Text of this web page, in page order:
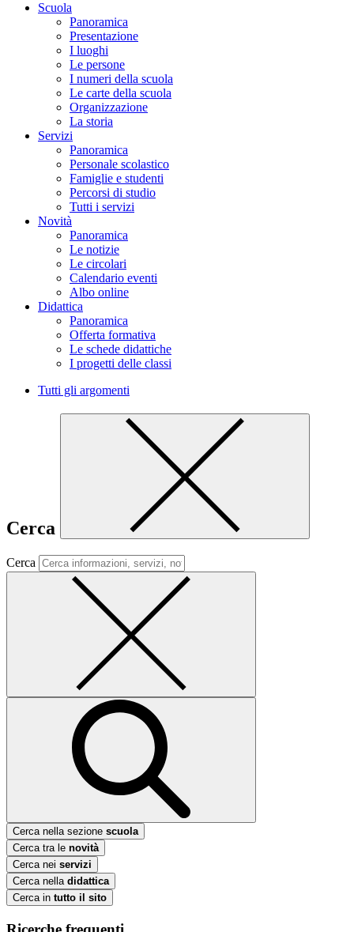
Scuola
Panoramica
Presentazione
I luoghi
Le persone
I numeri della scuola
Le carte della scuola
Organizzazione
La storia
Servizi
Panoramica
Personale scolastico
Famiglie e studenti
Percorsi di studio
Tutti i servizi
Novità
Panoramica
Le notizie
Le circolari
Calendario eventi
Albo online
Didattica
Panoramica
Offerta formativa
Le schede didattiche
I progetti delle classi
Tutti gli argomenti
Cerca
Cerca
Cerca nella sezione scuola
Cerca tra le novità
Cerca nei servizi
Cerca nella didattica
Cerca in tutto il sito